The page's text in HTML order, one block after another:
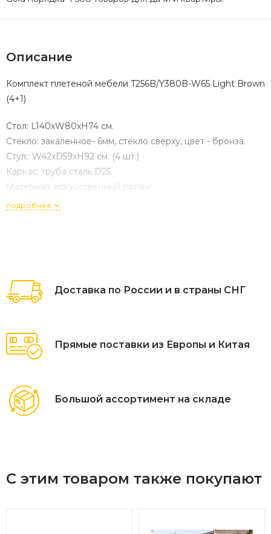
Описание
Комплект плетеной мебели T256B/Y380B-W65 Light Brown
(4+1)
Стoл: L140хW80xH74 см.
Стекло: закаленное- 6мм, стекло сверху, цвет - бронза.
Стул:: W42xD59xH92 см. (4 шт.)
Каркас: труба сталь D25.
Материал: искусственный ротанг.
подробнее
Доставка по России и в страны СНГ
Прямые поставки из Европы и Китая
Большой ассортимент на складе
С этим товаром также покупают